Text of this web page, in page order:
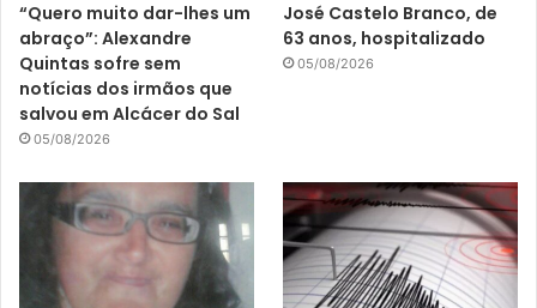
“Quero muito dar-lhes um
abraço”: Alexandre
Quintas sofre sem
notícias dos irmãos que
salvou em Alcácer do Sal
05/08/2026
José Castelo Branco, de
63 anos, hospitalizado
05/08/2026